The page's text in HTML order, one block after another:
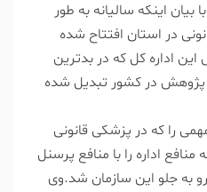
اینکه سالیانه به طور
در استان افتتاح شده
اداره کل که در بدترین
پژوهش در کشور تبدیل شده
را که در پزشکی قانونی
اداره را با منافع پرسنل
به جلو این سازمان شد.وی